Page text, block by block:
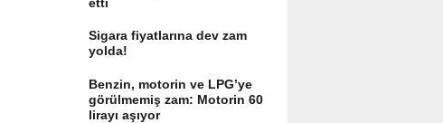
Sigara fiyatlarına dev zam
yolda!
Benzin, motorin ve LPG’ye
görülmemiş zam: Motorin 60
lirayı aşıyor